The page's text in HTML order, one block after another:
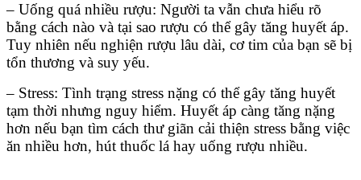
– Uống quá nhiều rượu: Người ta vẫn chưa hiểu rõ
bằng cách nào và tại sao rượu có thể gây tăng huyết áp.
Tuy nhiên nếu nghiện rượu lâu dài, cơ tim của bạn sẽ bị
tổn thương và suy yếu.
– Stress: Tình trạng stress nặng có thể gây tăng huyết
tạm thời nhưng nguy hiểm. Huyết áp càng tăng nặng
hơn nếu bạn tìm cách thư giãn cải thiện stress bằng việc
ăn nhiều hơn, hút thuốc lá hay uống rượu nhiều.